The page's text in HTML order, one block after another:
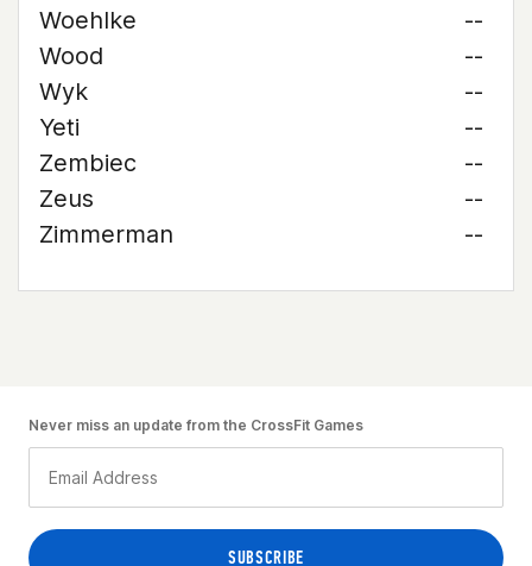
Woehlke
--
Wood
--
Wyk
--
Yeti
--
Zembiec
--
Zeus
--
Zimmerman
--
Never miss an update from the CrossFit Games